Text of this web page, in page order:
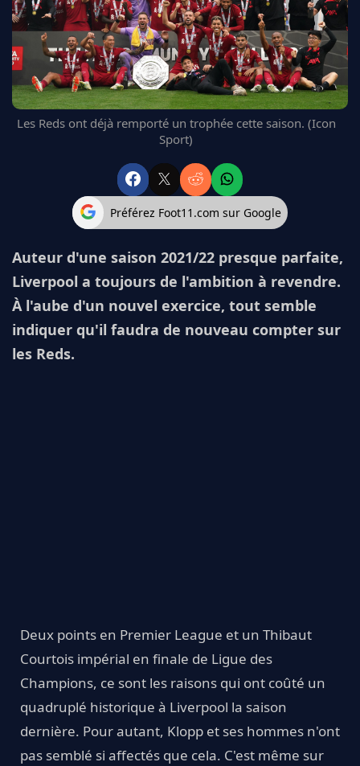
FC BARCELONE
MANCHESTER UNITED
CHELSEA
ARSENAL
BAYERN
L'AVIS DE LA RÉDAC'
Les Reds ont déjà remporté un trophée cette saison. (Icon
Sport)
Préférez Foot11.com sur Google
Auteur d'une saison 2021/22 presque parfaite,
Liverpool a toujours de l'ambition à revendre.
À l'aube d'un nouvel exercice, tout semble
indiquer qu'il faudra de nouveau compter sur
les Reds.
Deux points en Premier League et un Thibaut
Courtois impérial en finale de Ligue des
Champions, ce sont les raisons qui ont coûté un
quadruplé historique à Liverpool la saison
dernière. Pour autant, Klopp et ses hommes n'ont
pas semblé si affectés que cela. C'est même sur